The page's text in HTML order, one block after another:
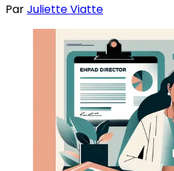
ParJuliette Viatte